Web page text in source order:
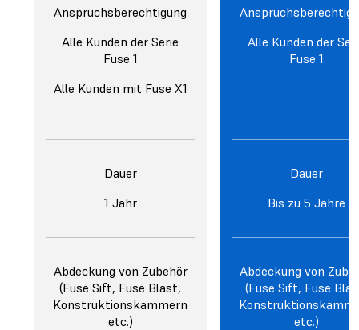
Anspruchsberechtigung
Alle Kunden der Serie
Fuse 1
Alle Kunden mit Fuse X1
Dauer
1 Jahr
Abdeckung von Zubehör
(Fuse Sift, Fuse Blast,
Konstruktionskammern
etc.)
Alle Kunden der
Fuse 1
Dauer
Bis zu 5 Jahre
Abdeckung von
(Fuse Sift, Fuse
etc.)